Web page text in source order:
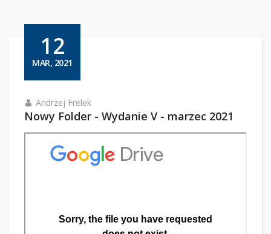
12
MAR, 2021
Andrzej Frelek
Nowy Folder - Wydanie V - marzec 2021